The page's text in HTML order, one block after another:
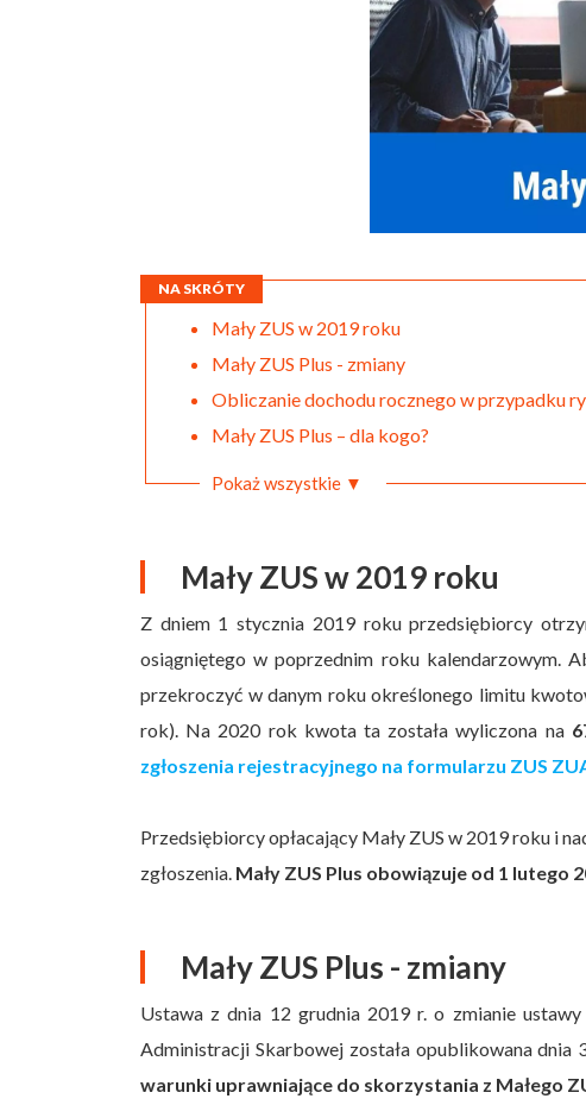
NA SKRÓTY
Mały ZUS w 2019 roku
Mały ZUS Plus - zmiany
Obliczanie dochodu rocznego w przypadku
Mały ZUS Plus – dla kogo?
Pokaż wszystkie ▼
Mały ZUS w 2019 roku
Z dniem 1 stycznia 2019 roku przedsiębiorcy
osiągniętego w poprzednim roku kalendarzowym.
przekroczyć w danym roku określonego limitu
rok). Na 2020 rok kwota ta została wyliczona na
zgłoszenia rejestracyjnego na formularzu ZUS
Przedsiębiorcy opłacający Mały ZUS w 2019 roku i
zgłoszenia. Mały ZUS Plus obowiązuje od 1 lutego
Mały ZUS Plus - zmiany
Ustawa z dnia 12 grudnia 2019 r. o zmianie
Administracji Skarbowej została opublikowana dnia
warunki uprawniające do skorzystania z Małego